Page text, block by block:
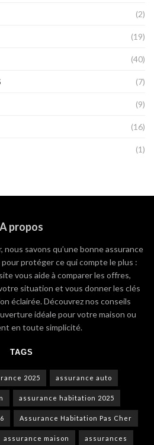
(2)
(19)
(40)
(7)
(9)
(16)
(1)
A propos
nous savons qu’une bonne assurance
protéger ce qui compte le plus :
vous aide à comparer les offres,
situation et vous donner les clés
éclairée. Découvrez nos conseils
idéale pour votre maison ou
en toute simplicité.
TAGS
2025 assurance auto
assurance habitation 2025
Assurance Habitation Pas Cher
assurance maison assurances